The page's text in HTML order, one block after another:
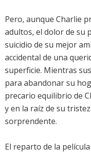
Pero, aunque Charlie
adultos, el dolor de su
suicidio de su mejor
accidental de una
superficie. Mientras
para abandonar su
precario equilibrio de
y en la raíz de su
sorprendente.
El reparto de la